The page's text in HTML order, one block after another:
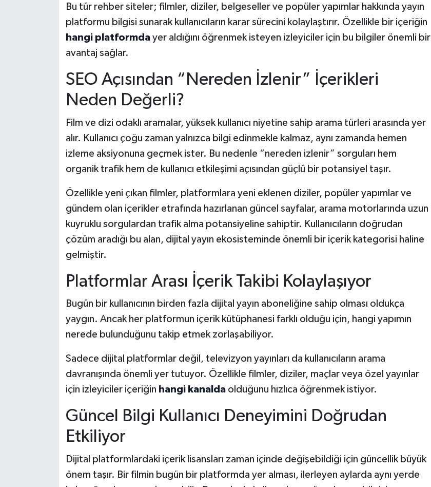
Bu tür rehber siteler; filmler, diziler, belgeseller ve popüler yapımlar hakkında yayın
platformu bilgisi sunarak kullanıcıların karar sürecini kolaylaştırır. Özellikle bir içeriğin
hangi platformdayer aldığını öğrenmek isteyen izleyiciler için bu bilgiler önemli bir
avantaj sağlar.
SEO Açısından “Nereden İzlenir” İçerikleri
Neden Değerli?
Film ve dizi odaklı aramalar, yüksek kullanıcı niyetine sahip arama türleri arasında yer
alır. Kullanıcı çoğu zaman yalnızca bilgi edinmekle kalmaz, aynı zamanda hemen
izleme aksiyonuna geçmek ister. Bu nedenle “nereden izlenir” sorguları hem
organik trafik hem de kullanıcı etkileşimi açısından güçlü bir potansiyel taşır.
Özellikle yeni çıkan filmler, platformlara yeni eklenen diziler, popüler yapımlar ve
gündem olan içerikler etrafında hazırlanan güncel sayfalar, arama motorlarında uzun
kuyruklu sorgulardan trafik alma potansiyeline sahiptir. Kullanıcıların doğrudan
çözüm aradığı bu alan, dijital yayın ekosisteminde önemli bir içerik kategorisi haline
gelmiştir.
Platformlar Arası İçerik Takibi Kolaylaşıyor
Bugün bir kullanıcının birden fazla dijital yayın aboneliğine sahip olması oldukça
yaygın. Ancak her platformun içerik kütüphanesi farklı olduğu için, hangi yapımın
nerede bulunduğunu takip etmek zorlaşabiliyor.
Sadece dijital platformlar değil, televizyon yayınları da kullanıcıların arama
davranışında önemli yer tutuyor. Özellikle filmler, diziler, maçlar veya özel yayınlar
için izleyiciler içeriğin hangi kanaldaolduğunu hızlıca öğrenmek istiyor.
Güncel Bilgi Kullanıcı Deneyimini Doğrudan
Etkiliyor
Dijital platformlardaki içerik lisansları zaman içinde değişebildiği için güncellik büyük
önem taşır. Bir filmin bugün bir platformda yer alması, ilerleyen aylarda aynı yerde